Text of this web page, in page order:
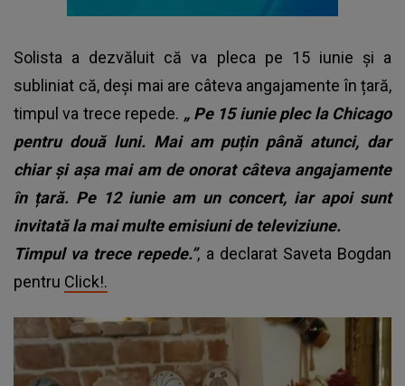
Solista a dezvăluit că va pleca pe 15 iunie și a
subliniat că, deși mai are câteva angajamente în țară,
timpul va trece repede. „ Pe 15 iunie plec la Chicago
pentru două luni. Mai am puțin până atunci, dar
chiar și așa mai am de onorat câteva angajamente
în țară. Pe 12 iunie am un concert, iar apoi sunt
invitată la mai multe emisiuni de televiziune.
Timpul va trece repede.”, a declarat Saveta Bogdan
pentru Click!.